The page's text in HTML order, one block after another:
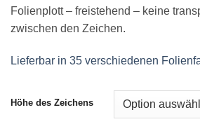
Folienplott – freistehend – keine
zwischen den Zeichen.
Lieferbar in 35 verschiedenen
Höhe des Zeichens